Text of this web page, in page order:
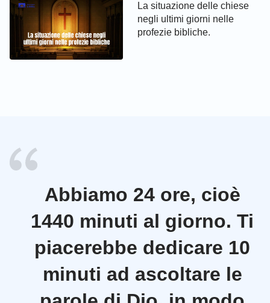
La situazione delle chiese
negli ultimi giorni nelle
profezie bibliche.
Abbiamo 24 ore, cioè
1440 minuti al giorno. Ti
piacerebbe dedicare 10
minuti ad ascoltare le